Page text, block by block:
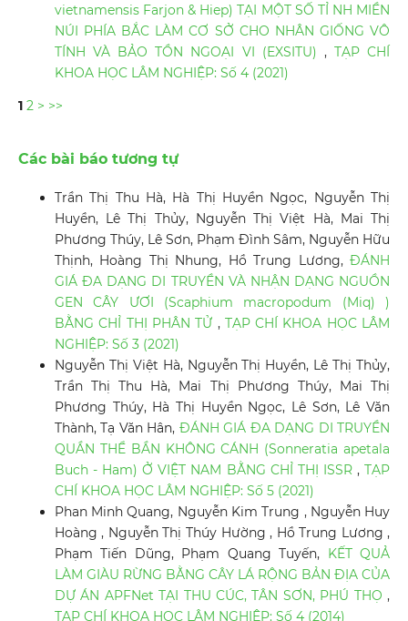
vietnamensis Farjon & Hiep) TẠI MỘT SỐ TỈ NH MIỀN
NÚI PHÍA BẮC LÀM CƠ SỞ CHO NHÂN GIỐNG VÔ
TÍNH VÀ BẢO TỒN NGOẠI VI (EXSITU) , TẠP CHÍ
KHOA HỌC LÂM NGHIỆP: Số 4 (2021)
1 2 > >>
Các bài báo tương tự
Trần Thị Thu Hà, Hà Thị Huyền Ngọc, Nguyễn Thị
Huyền, Lê Thị Thủy, Nguyễn Thị Việt Hà, Mai Thị
Phương Thúy, Lê Sơn, Phạm Đình Sâm, Nguyễn Hữu
Thịnh, Hoàng Thị Nhung, Hồ Trung Lương,ĐÁNH
GIÁ ĐA DẠNG DI TRUYỀN VÀ NHẬN DẠNG NGUỒN
GEN CÂY ƯƠI (Scaphium macropodum (Miq) )
BẰNG CHỈ THỊ PHÂN TỬ , TẠP CHÍ KHOA HỌC LÂM
NGHIỆP: Số 3 (2021)
Nguyễn Thị Việt Hà, Nguyễn Thị Huyền, Lê Thị Thủy,
Trần Thị Thu Hà, Mai Thị Phương Thúy, Mai Thị
Phương Thúy, Hà Thị Huyền Ngọc, Lê Sơn, Lê Văn
Thành, Tạ Văn Hân, ĐÁNH GIÁ ĐA DẠNG DI TRUYỀN
QUẦN THỂ BẦN KHÔNG CÁNH (Sonneratia apetala
Buch - Ham) Ở VIỆT NAM BẰNG CHỈ THỊ ISSR ,TẠP
CHÍ KHOA HỌC LÂM NGHIỆP: Số 5 (2021)
Phan Minh Quang, Nguyễn Kim Trung , Nguyễn Huy
Hoàng , Nguyễn Thị Thúy Hường , Hồ Trung Lương ,
Phạm Tiến Dũng, Phạm Quang Tuyến, KẾT QUẢ
LÀM GIÀU RỪNG BẰNG CÂY LÁ RỘNG BẢN ĐỊA CỦA
DỰ ÁN APFNet TẠI THU CÚC, TÂN SƠN, PHÚ THỌ,
TẠP CHÍ KHOA HỌC LÂM NGHIỆP: Số 4 (2014)